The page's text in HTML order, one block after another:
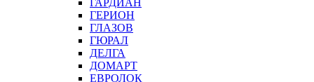
ГЕРИОН
ГЛАЗОВ
ГЮРАЛ
ДЕЛГА
ДОМАРТ
ЕВРОЛОК